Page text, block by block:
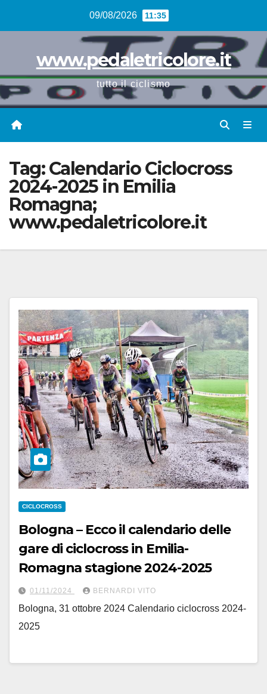
09/08/2026 11:35
www.pedaletricolore.it
tutto il ciclismo
Tag:Calendario Ciclocross
2024-2025 in Emilia
Romagna;
www.pedaletricolore.it
CICLOCROSS
Bologna – Ecco il calendario delle
gare di ciclocross in Emilia-
Romagna stagione 2024-2025
01/11/2024 BERNARDI VITO
Bologna, 31 ottobre 2024 Calendario ciclocross 2024-
2025